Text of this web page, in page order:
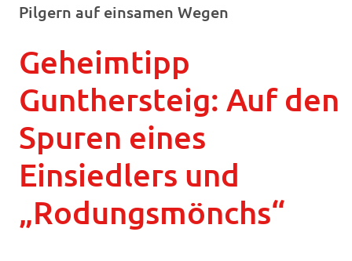
Pilgern auf einsamen Wegen
Geheimtipp
Gunthersteig: Auf den
Spuren eines
Einsiedlers und
„Rodungsmönchs“